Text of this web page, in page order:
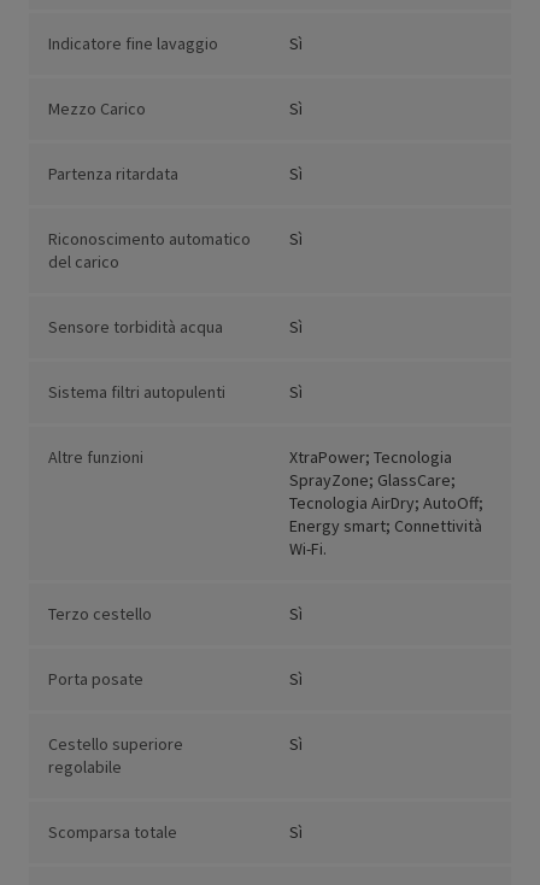
Indicatore fine lavaggio Sì
Mezzo Carico Sì
Partenza ritardata Sì
Riconoscimento automatico
del carico
Sì
Sensore torbidità acqua Sì
Sistema filtri autopulenti Sì
Altre funzioni
XtraPower; Tecnologia
SprayZone; GlassCare;
Tecnologia AirDry; AutoOff;
Energy smart; Connettività
Wi-Fi.
Terzo cestello Sì
Porta posate Sì
Cestello superiore
regolabile
Sì
Scomparsa totale Sì